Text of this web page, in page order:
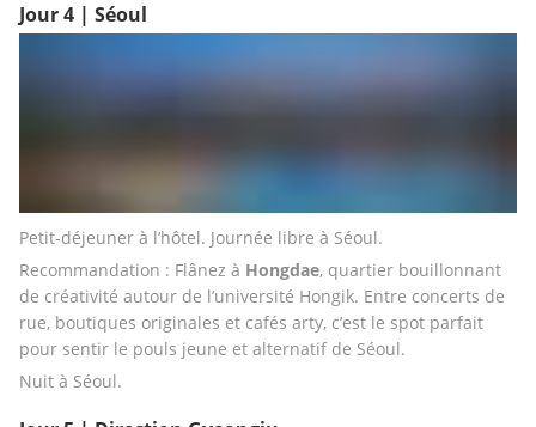
Jour 4 | Séoul
Petit-déjeuner à l’hôtel. Journée libre à Séoul.
Recommandation : Flânez à Hongdae, quartier bouillonnant
de créativité autour de l’université Hongik. Entre concerts de
rue, boutiques originales et cafés arty, c’est le spot parfait
pour sentir le pouls jeune et alternatif de Séoul.
Nuit à Séoul.